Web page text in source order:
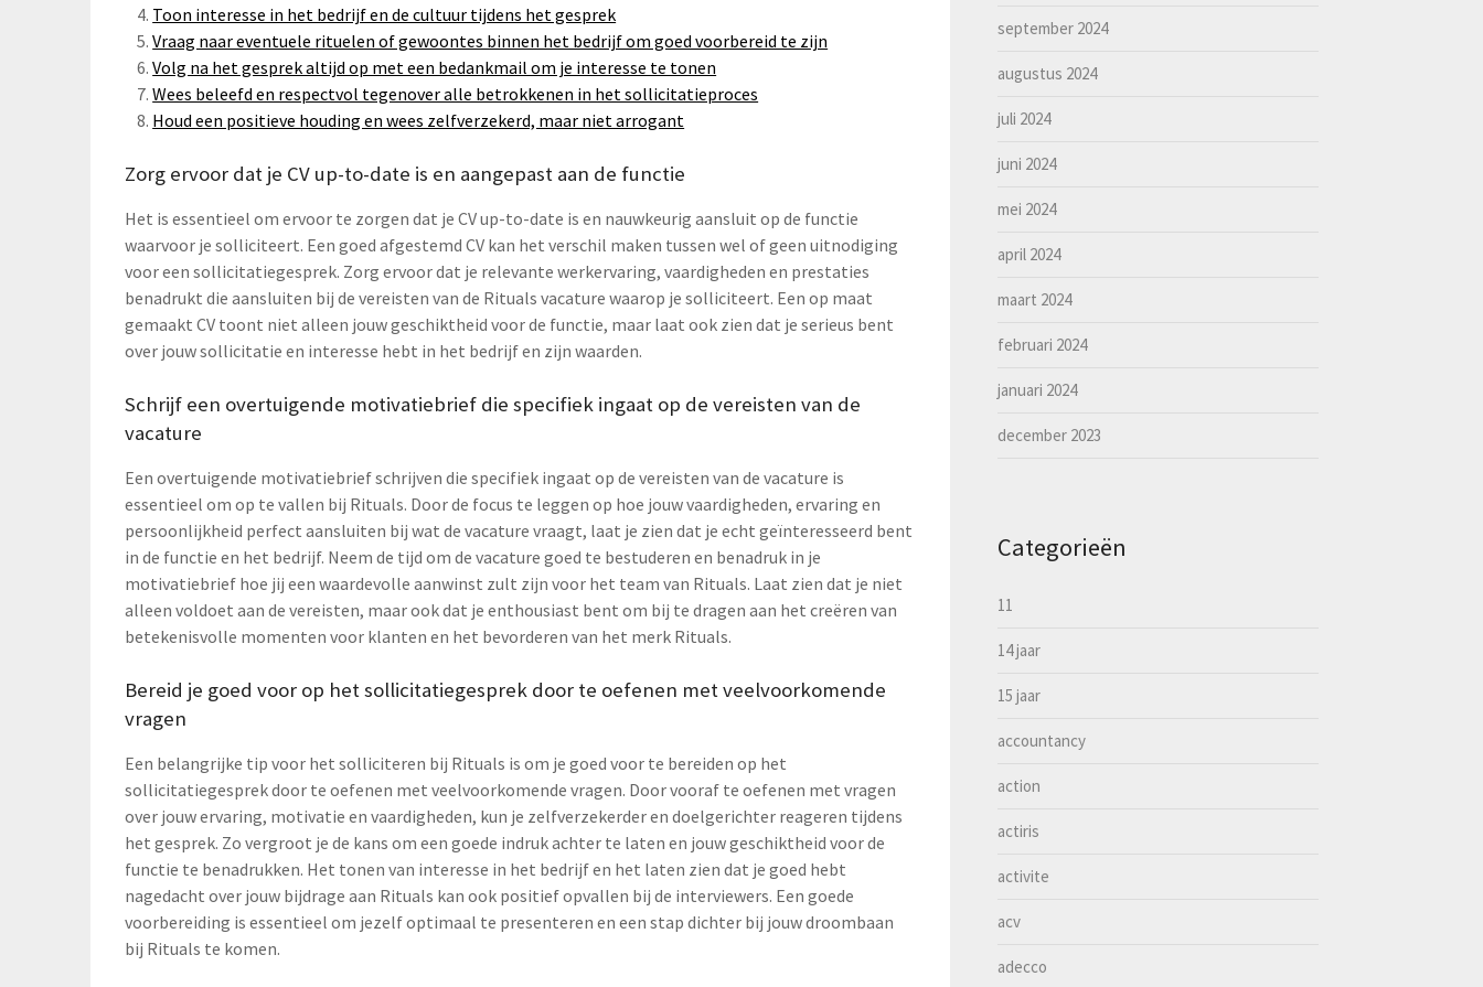
Toon interesse in het bedrijf en de cultuur tijdens het gesprek
Vraag naar eventuele rituelen of gewoontes binnen het bedrijf om goed voorbereid te zijn
Volg na het gesprek altijd op met een bedankmail om je interesse te tonen
Wees beleefd en respectvol tegenover alle betrokkenen in het sollicitatieproces
Houd een positieve houding en wees zelfverzekerd, maar niet arrogant
Zorg ervoor dat je CV up-to-date is en aangepast aan de functie
Het is essentieel om ervoor te zorgen dat je CV up-to-date is en nauwkeurig aansluit op de functie
waarvoor je solliciteert. Een goed afgestemd CV kan het verschil maken tussen wel of geen uitnodiging
voor een sollicitatiegesprek. Zorg ervoor dat je relevante werkervaring, vaardigheden en prestaties
benadrukt die aansluiten bij de vereisten van de Rituals vacature waarop je solliciteert. Een op maat
gemaakt CV toont niet alleen jouw geschiktheid voor de functie, maar laat ook zien dat je serieus bent
over jouw sollicitatie en interesse hebt in het bedrijf en zijn waarden.
Schrijf een overtuigende motivatiebrief die specifiek ingaat op de vereisten van de
vacature
Een overtuigende motivatiebrief schrijven die specifiek ingaat op de vereisten van de vacature is
essentieel om op te vallen bij Rituals. Door de focus te leggen op hoe jouw vaardigheden, ervaring en
persoonlijkheid perfect aansluiten bij wat de vacature vraagt, laat je zien dat je echt geïnteresseerd bent
in de functie en het bedrijf. Neem de tijd om de vacature goed te bestuderen en benadruk in je
motivatiebrief hoe jij een waardevolle aanwinst zult zijn voor het team van Rituals. Laat zien dat je niet
alleen voldoet aan de vereisten, maar ook dat je enthousiast bent om bij te dragen aan het creëren van
betekenisvolle momenten voor klanten en het bevorderen van het merk Rituals.
Bereid je goed voor op het sollicitatiegesprek door te oefenen met veelvoorkomende
vragen
Een belangrijke tip voor het solliciteren bij Rituals is om je goed voor te bereiden op het
sollicitatiegesprek door te oefenen met veelvoorkomende vragen. Door vooraf te oefenen met vragen
over jouw ervaring, motivatie en vaardigheden, kun je zelfverzekerder en doelgerichter reageren tijdens
het gesprek. Zo vergroot je de kans om een goede indruk achter te laten en jouw geschiktheid voor de
functie te benadrukken. Het tonen van interesse in het bedrijf en het laten zien dat je goed hebt
nagedacht over jouw bijdrage aan Rituals kan ook positief opvallen bij de interviewers. Een goede
voorbereiding is essentieel om jezelf optimaal te presenteren en een stap dichter bij jouw droombaan
bij Rituals te komen.
september 2024
augustus 2024
juli 2024
juni 2024
mei 2024
april 2024
maart 2024
februari 2024
januari 2024
december 2023
Categorieën
11
14 jaar
15 jaar
accountancy
action
actiris
activite
acv
adecco